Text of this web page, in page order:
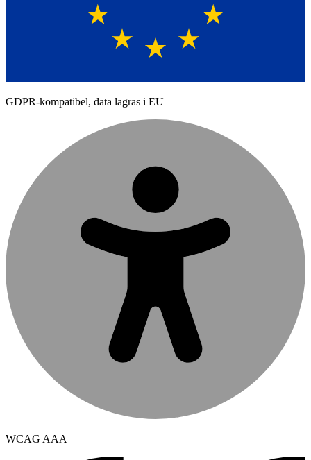
GDPR-kompatibel, data lagras i EU
WCAG AAA